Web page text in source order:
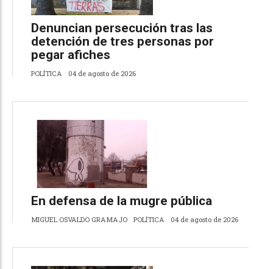
Denuncian persecución tras las
detención de tres personas por
pegar afiches
POLÍTICA 04 de agosto de 2026
En defensa de la mugre pública
MIGUEL OSVALDO GRAMAJO POLÍTICA 04 de agosto de 2026